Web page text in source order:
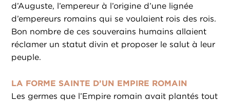
d’Auguste, l’empereur à l’origine d’une lignée
d’empereurs romains qui se voulaient rois des rois.
Bon nombre de ces souverains humains allaient
réclamer un statut divin et proposer le salut à leur
peuple.
LA FORME SAINTE D’UN EMPIRE ROMAIN
Les germes que l’Empire romain avait plantés tout